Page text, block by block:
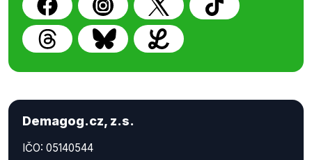
Demagog.cz, z.s.
IČO: 05140544